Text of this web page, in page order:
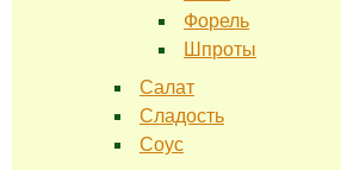
Форель
Шпроты
Салат
Сладость
Соус